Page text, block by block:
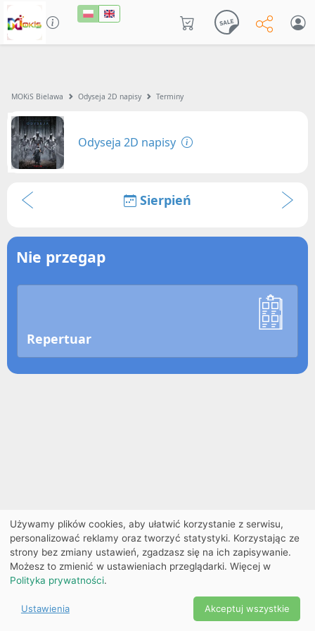
MOKiS Bielawa Odyseja 2D napisy Terminy
Odyseja 2D napisy
Sierpień
Nie przegap
Repertuar
Ekobilet2026 |
Ustawienia
cookies
2026
Używamy plików cookies, aby ułatwić korzystanie z serwisu,
personalizować reklamy oraz tworzyć statystyki. Korzystając ze
strony bez zmiany ustawień, zgadzasz się na ich zapisywanie.
Możesz to zmienić w ustawieniach przeglądarki. Więcej w
Polityka prywatności.
Ustawienia Akceptuj wszystkie